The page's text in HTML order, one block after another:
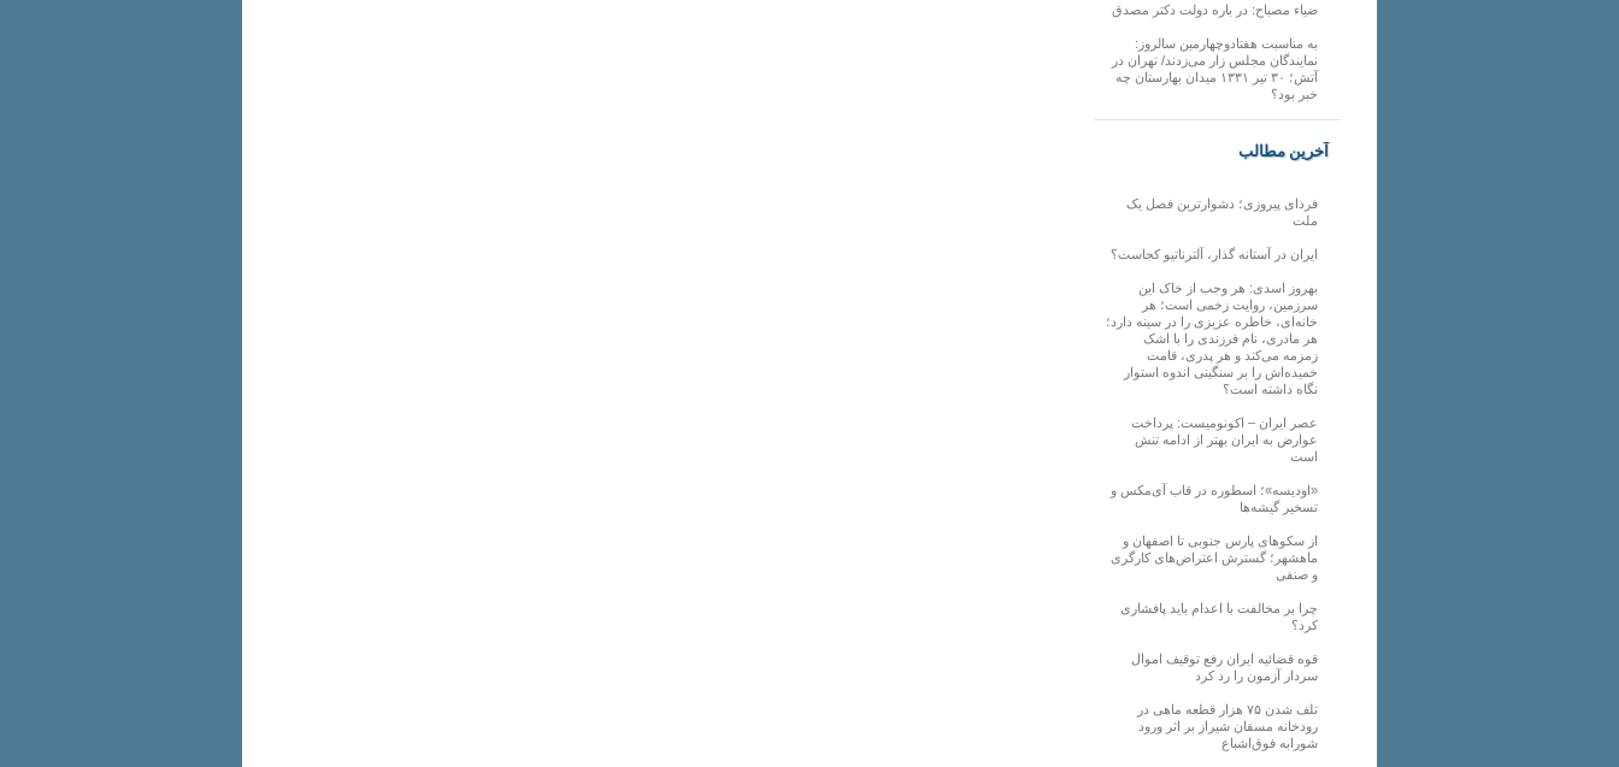
ضیاء مصباح: در باره دولت دکتر مصدق
به مناسبت هفتادوچهارمین سالروز:
نمایندگان مجلس زار می‌زدند/ تهران در
آتش؛ ۳۰ تیر ۱۳۳۱ میدان بهارستان چه
خبر بود؟
آخرین مطالب
فردای پیروزی؛ دشوارترین فصل یک
ملت
ایران در آستانه گذار، آلترناتیو کجاست؟
بهروز اسدی: هر وجب از خاک‌ این
سرزمین، روایت زخمی است؛ هر
خانه‌ای، خاطره عزیزی را در سینه دارد؛
هر مادری، نام فرزندی را با اشک
زمزمه می‌کند و هر پدری، قامت
خمیده‌اش را بر سنگینی اندوه استوار
نگاه داشته است؟
عصر ایران – اکونومیست: پرداخت
عوارض به ایران بهتر از ادامه تنش
است
«اودیسه»؛ اسطوره در قاب آی‌مکس و
تسخیر گیشه‌ها
از سکوهای پارس جنوبی تا اصفهان و
ماهشهر؛ گسترش اعتراض‌های کارگری
و صنفی
چرا بر مخالفت با اعدام باید پافشاری
کرد؟
قوه قضائیه ایران رفع توقیف اموال
سردار آزمون را رد کرد
تلف شدن ۷۵ هزار قطعه ماهی در
رودخانه مسقان شیراز بر اثر ورود
شورابه فوق‌اشباع